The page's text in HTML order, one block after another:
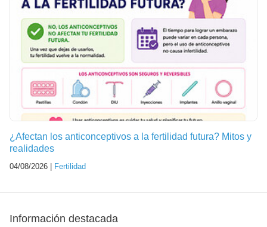
¿Afectan los anticonceptivos a la fertilidad futura? Mitos y
realidades
04/08/2026 | Fertilidad
Información destacada